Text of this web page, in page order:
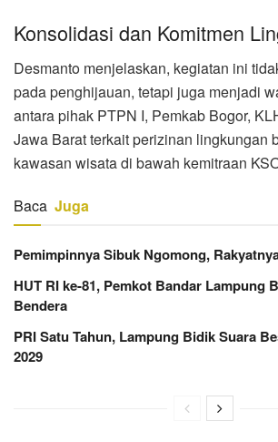
Konsolidasi dan Komitmen
Desmanto menjelaskan, kegiatan ini
pada penghijauan, tetapi juga menjadi
antara pihak PTPN I, Pemkab Bogor,
Jawa Barat terkait perizinan lingkungan
kawasan wisata di bawah kemitraan
Baca Juga
Pemimpinnya Sibuk Ngomong,
HUT RI ke-81, Pemkot Bandar Lampung
Bendera
PRI Satu Tahun, Lampung Bidik Suara
2029